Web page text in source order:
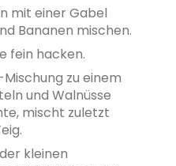
mit einer Gabel
Bananen mischen.
fein hacken.
zu einem
und Walnüsse
mischt zuletzt
kleinen